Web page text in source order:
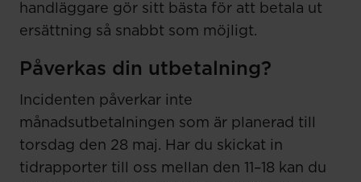
handläggare gör sitt bästa för att betala ut
ersättning så snabbt som möjligt.
Påverkas din utbetalning?
Incidenten påverkar inte
månadsutbetalningen som är planerad till
torsdag den 28 maj. Har du skickat in
tidrapporter till oss mellan den 11–18 kan du